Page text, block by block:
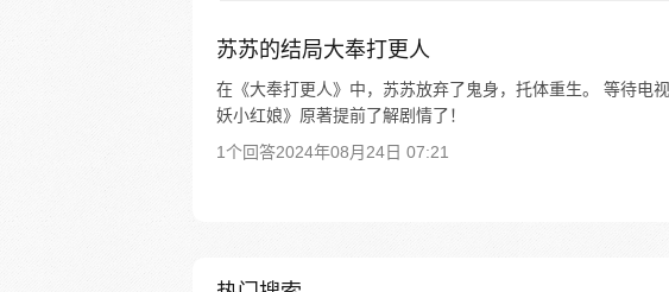
苏苏的结局大奉打更人
在《大奉打更人》中，苏苏放弃了鬼身，托体重生。 等待电
妖小红娘》原著提前了解剧情了！
1个回答2024年08月24日 07:21